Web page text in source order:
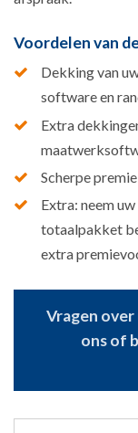
Voordelen van
Dekking van
software en
Extra
Scherpe
Extra: neem
totaalpakket
extra
Vragen
ons of